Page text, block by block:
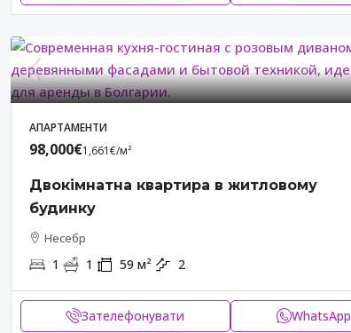
АПАРТАМЕНТИ
98,000€1,661€/м²
Двокімнатна квартира в житловому
будинку
Несебр
1 1 59 м² 2
Зателефонувати WhatsApp